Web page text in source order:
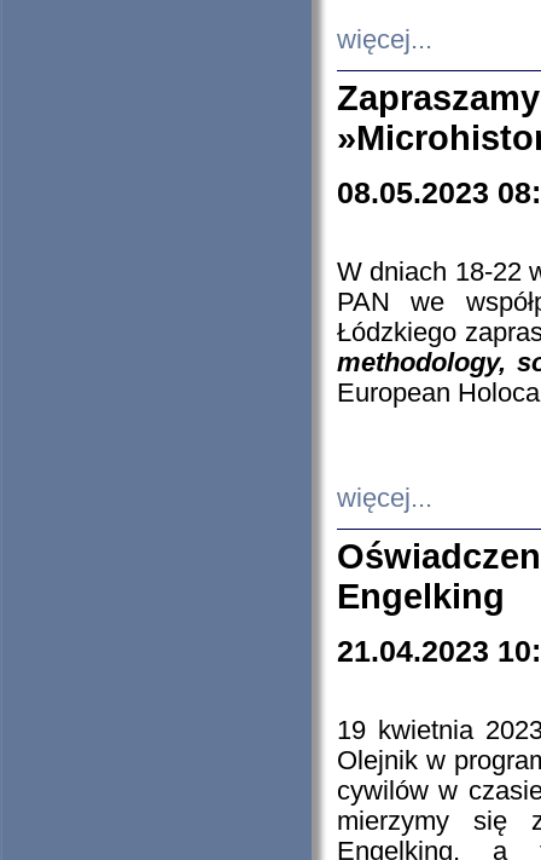
więcej...
08.05.2023
W dniach 18-22
PAN we
Łódzkiego
methodology,
European
więcej...
Engelking
21.04.2023
19 kwietnia
Olejnik w
cywilów w
mierzymy się
Engelking, a